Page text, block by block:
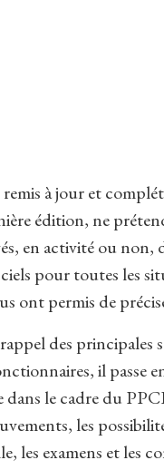
à jour et
édition, ne
en activité ou
pour toutes les
ont permis de
des principales
il passe
dans le cadre du
les
les examens et les